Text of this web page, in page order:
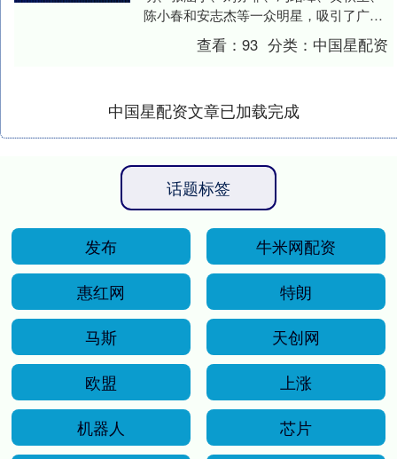
陈小春和安志杰等一众明星，吸引了广泛
关注。影片中的女性角色极为稀少，而刘
亦菲饰演的虞姬....
查看：93 分类： 中国星配资
中国星配资文章已加载完成
话题标签
发布
牛米网配资
惠红网
特朗
马斯
天创网
欧盟
上涨
机器人
芯片